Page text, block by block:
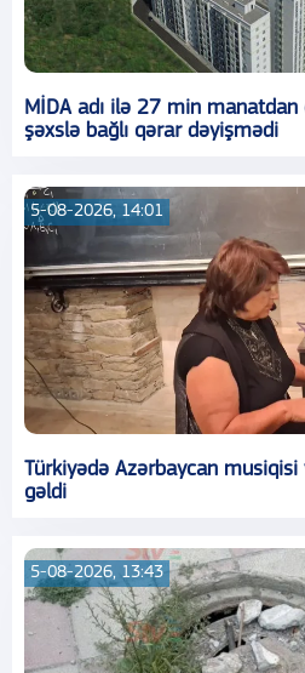
MİDA adı ilə 27 min
şəxslə bağlı qərar dəyişmədi
5-08-2026, 14:01
Türkiyədə Azərbaycan musiqisi
gəldi
5-08-2026, 13:43